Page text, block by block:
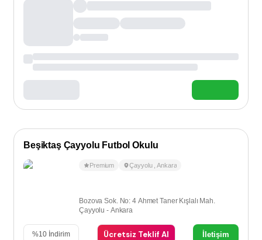
Beşiktaş Çayyolu Futbol Okulu
Premium Çayyolu ,Ankara
Bozova Sok. No: 4 Ahmet Taner Kışlalı Mah.
Çayyolu - Ankara
%10 İndirim Ücretsiz Teklif Al İletişim